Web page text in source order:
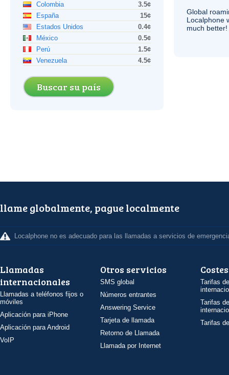
Colombia
3.5¢
España
15¢
Estados Unidos
0.4¢
México
0.5¢
Perú
1.5¢
Venezuela
4.5¢
Buscar su país
Global
Localphone
much better!
llame globalmente, pague localmente
Localphone no es adecuado para las llamadas a servicios de
Llamadas
internacionales
Llamadas a teléfonos fijos o
móviles
Aplicación para iPhone
Aplicación para Android
VoIP
Otros servicios
SMS global
Números entrantes
Answering Service
Tarjeta de llamada
Retorno de Llamada
Llamada por Internet
Costes
Tarifas
Tarifas
Tarifas